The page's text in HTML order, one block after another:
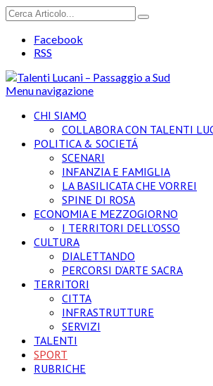
Facebook
RSS
Menu navigazione
CHI SIAMO
COLLABORA CON TALENTI
POLITICA & SOCIETÁ
SCENARI
INFANZIA E FAMIGLIA
LA BASILICATA CHE VORREI
SPINE DI ROSA
ECONOMIA E MEZZOGIORNO
I TERRITORI DELL’OSSO
CULTURA
DIALETTANDO
PERCORSI D’ARTE SACRA
TERRITORI
CITTA
INFRASTRUTTURE
SERVIZI
TALENTI
SPORT
RUBRICHE